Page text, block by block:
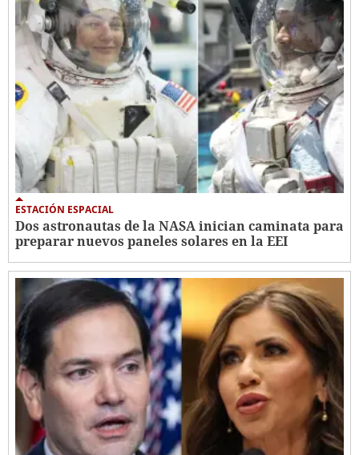
ESTACIÓN ESPACIAL
Dos astronautas de la NASA inician caminata para
preparar nuevos paneles solares en la EEI